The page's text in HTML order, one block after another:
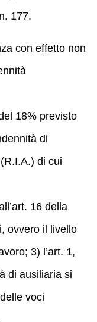
177.
con effetto non
18% previsto
di
di cui
16 della
ovvero il livello
3) l’art. 1,
di ausiliaria si
voci